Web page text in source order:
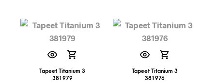
Tapeet Titanium 3
381979
Tapeet Titanium 3
381976